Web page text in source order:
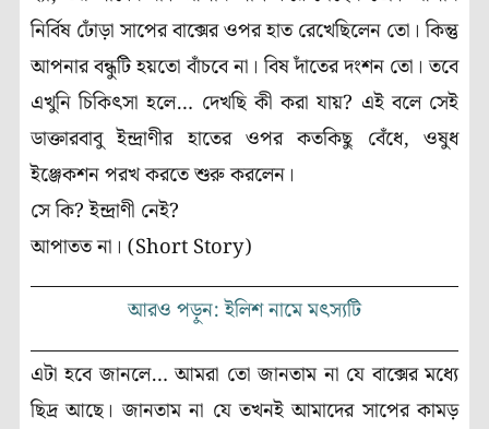
নির্বিষ ঢোঁড়া সাপের বাক্সের ওপর হাত রেখেছিলেন তো। কিন্তু
আপনার বন্ধুটি হয়তো বাঁচবে না। বিষ দাঁতের দংশন তো। তবে
এখুনি চিকিৎসা হলে… দেখছি কী করা যায়? এই বলে সেই
ডাক্তারবাবু ইন্দ্রাণীর হাতের ওপর কতকিছু বেঁধে, ওষুধ
ইঞ্জেকশন পরখ করতে শুরু করলেন।
সে কি? ইন্দ্রাণী নেই?
আপাতত না। (Short Story)
আরও পড়ুন: ইলিশ নামে মৎস্যটি
এটা হবে জানলে… আমরা তো জানতাম না যে বাক্সের মধ্যে
ছিদ্র আছে। জানতাম না যে তখনই আমাদের সাপের কামড়